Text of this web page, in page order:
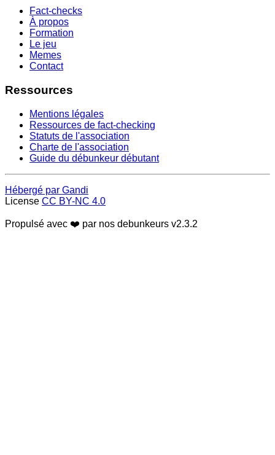
Fact-checks
À propos
Formation
Le jeu
Memes
Contact
Ressources
Mentions légales
Ressources de fact-checking
Statuts de l'association
Charte de l'association
Guide du débunkeur débutant
Hébergé par Gandi
License CC BY-NC 4.0
Propulsé avec ❤️ par nos debunkeurs v2.3.2